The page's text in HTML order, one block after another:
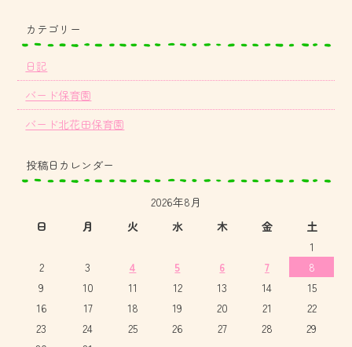
カテゴリー
日記
バード保育園
バード北花田保育園
投稿日カレンダー
2026年8月
日
月 火 水 木 金
土
1
2
3 4 5 6 7
8
9
10 11 12 13 14
15
16
17 18 19 20 21
22
23
24 25 26 27 28
29